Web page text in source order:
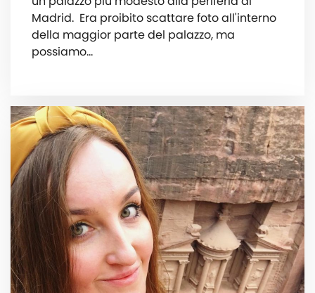
Madrid.⁣ ⁣ Era proibito scattare foto all'interno
della maggior parte del palazzo, ma
possiamo…